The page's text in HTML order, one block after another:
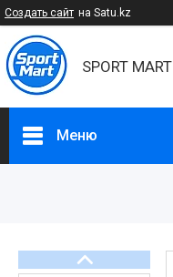
Создать сайт на Satu.kz
SPORT MART
Меню
Спортивные товары